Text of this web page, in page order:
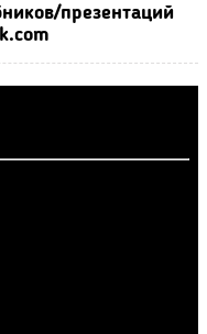
презентаций